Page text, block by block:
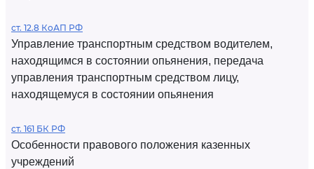
ст. 12.8 КоАП РФ
Управление транспортным средством водителем,
находящимся в состоянии опьянения, передача
управления транспортным средством лицу,
находящемуся в состоянии опьянения
ст. 161 БК РФ
Особенности правового положения казенных
учреждений